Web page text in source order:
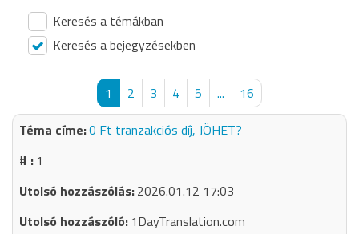
Keresés a témákban
Keresés a bejegyzésekben
1 2 3 4 5 ...
16
0 Ft tranzakciós díj, JÖHET?
1
2026.01.12 17:03
1DayTranslation.com